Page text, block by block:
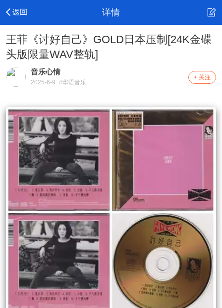
详情
王菲《讨好自己》GOLD日本压制[24K金碟
头版限量WAV整轨]
音乐心情
2025-6-9 #华语音乐
+ 关注